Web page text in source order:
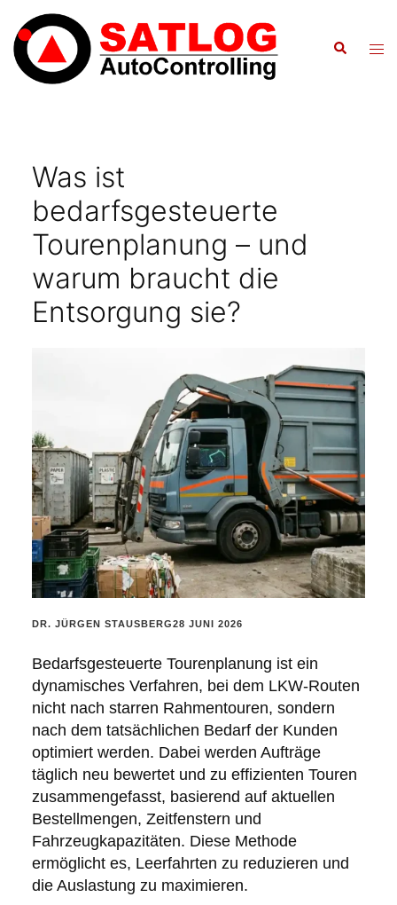
Inhalt
springen
Suche
Was ist
bedarfsgesteuerte
Tourenplanung – und
warum braucht die
Entsorgung sie?
POSTED
DR. JÜRGEN STAUSBERG28 JUNI 2026
Bedarfsgesteuerte Tourenplanung ist ein
dynamisches Verfahren, bei dem LKW-Routen
nicht nach starren Rahmentouren, sondern
nach dem tatsächlichen Bedarf der Kunden
optimiert werden. Dabei werden Aufträge
täglich neu bewertet und zu effizienten Touren
zusammengefasst, basierend auf aktuellen
Bestellmengen, Zeitfenstern und
Fahrzeugkapazitäten. Diese Methode
ermöglicht es, Leerfahrten zu reduzieren und
die Auslastung zu maximieren.